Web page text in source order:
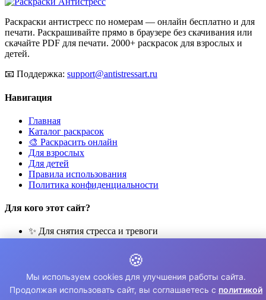
Раскраски антистресс по номерам — онлайн бесплатно и для
печати. Раскрашивайте прямо в браузере без скачивания или
скачайте PDF для печати. 2000+ раскрасок для взрослых и
детей.
📧 Поддержка: support@antistressart.ru
Навигация
Главная
Каталог раскрасок
🎨 Раскрасить онлайн
Для взрослых
Для детей
Правила использования
Политика конфиденциальности
Для кого этот сайт?
✨ Для снятия стресса и тревоги
🧘 Для медитации и расслабления
👨‍👩‍👧‍👦 Для семейного досуга
© 2026 Раскраски Антистресс. Все права защищены.
🍪
Мы используем cookies для улучшения работы сайта.
Продолжая использовать сайт, вы соглашаетесь с политикой